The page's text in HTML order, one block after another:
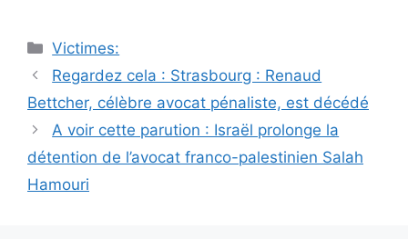
Catégories
Victimes:
Navigation
des
Regardez cela : Strasbourg : Renaud
Bettcher, célèbre avocat pénaliste, est décédé
A voir cette parution : Israël prolonge la
détention de l’avocat franco-palestinien Salah
Hamouri